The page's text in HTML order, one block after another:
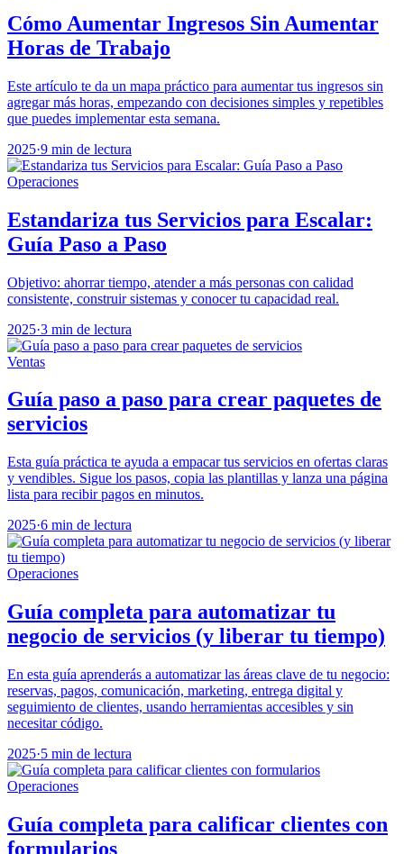
Cómo Aumentar Ingresos Sin Aumentar
Horas de Trabajo
Este artículo te da un mapa práctico para aumentar tus ingresos sin
agregar más horas, empezando con decisiones simples y repetibles
que puedes implementar esta semana.
2025·9 min de lectura
Operaciones
Estandariza tus Servicios para Escalar:
Guía Paso a Paso
Objetivo: ahorrar tiempo, atender a más personas con calidad
consistente, construir sistemas y conocer tu capacidad real.
2025·3 min de lectura
Ventas
Guía paso a paso para crear paquetes de
servicios
Esta guía práctica te ayuda a empacar tus servicios en ofertas claras
y vendibles. Sigue los pasos, copia las plantillas y lanza una página
lista para recibir pagos en minutos.
2025·6 min de lectura
Operaciones
Guía completa para automatizar tu
negocio de servicios (y liberar tu tiempo)
En esta guía aprenderás a automatizar las áreas clave de tu negocio:
reservas, pagos, comunicación, marketing, entrega digital y
seguimiento de clientes, usando herramientas accesibles y sin
necesitar código.
2025·5 min de lectura
Operaciones
Guía completa para calificar clientes con
formularios